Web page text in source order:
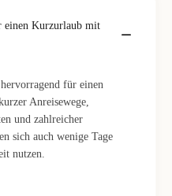
einen Kurzurlaub mit
für einen
Anreisewege,
und zahlreicher
sich auch wenige Tage
nutzen.